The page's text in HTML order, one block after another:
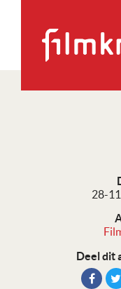
28-
Deel dit